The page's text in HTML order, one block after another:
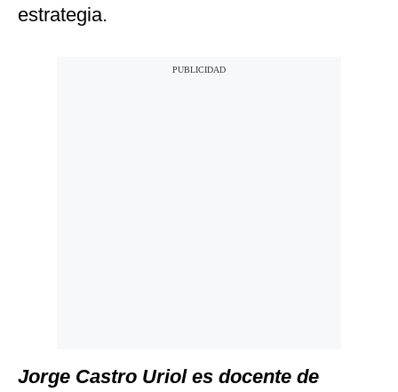
estrategia.
Jorge Castro Uriol es docente de